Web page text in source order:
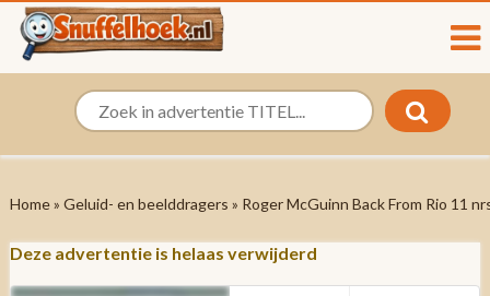
Home» Geluid- en beelddragers » Roger McGuinn Back From Rio 11
Deze advertentie is helaas verwijderd